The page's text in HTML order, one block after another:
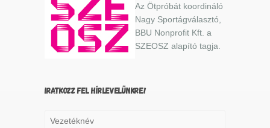
Az Ötpróbát koordináló
Nagy Sportágválasztó,
BBU Nonprofit Kft. a
SZEOSZ alapító tagja.
IRATKOZZ FEL HÍRLEVELÜNKRE!